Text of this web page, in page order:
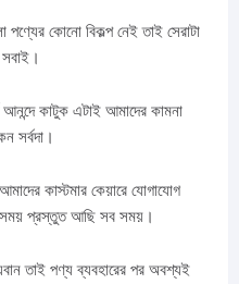
কোনো বিকল্প নেই তাই সেরাটা
কাটুক এটাই আমাদের কামনা
সর্বদা।
কাস্টমার কেয়ারে যোগাযোগ
প্রস্তুত আছি সব সময়।
তাই পণ্য ব্যবহারের পর অবশ্যই